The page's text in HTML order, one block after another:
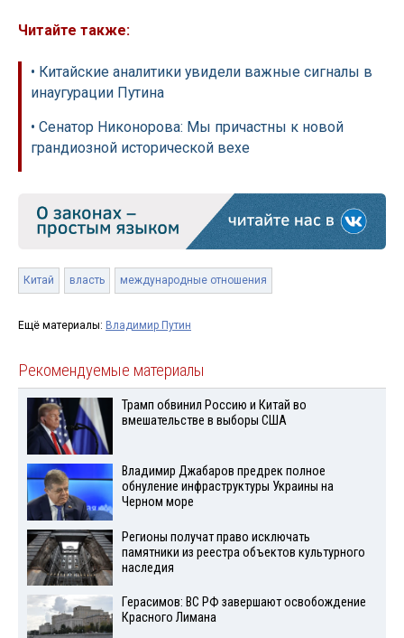
Читайте также:
• Китайские аналитики увидели важные сигналы в
инаугурации Путина
• Сенатор Никонорова: Мы причастны к новой
грандиозной исторической вехе
Китай власть международные отношения
Ещё материалы: Владимир Путин
Рекомендуемые материалы
Трамп обвинил Россию и Китай во
вмешательстве в выборы США
Владимир Джабаров предрек полное
обнуление инфраструктуры Украины на
Черном море
Регионы получат право исключать
памятники из реестра объектов культурного
наследия
Герасимов: ВС РФ завершают освобождение
Красного Лимана